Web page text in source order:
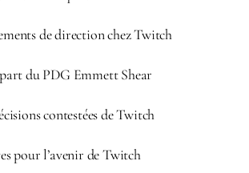
de direction chez Twitch
du PDG Emmett Shear
contestées de Twitch
pour l’avenir de Twitch